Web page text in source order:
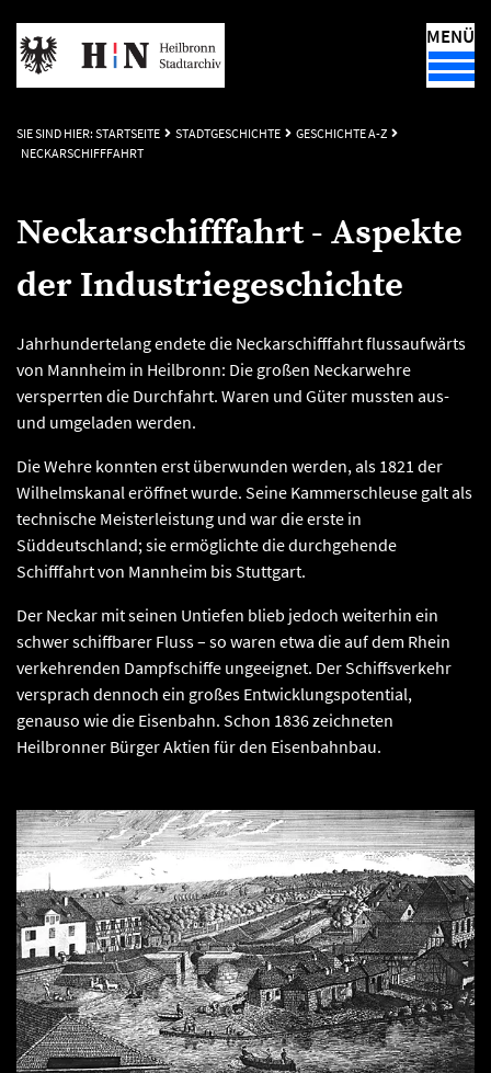
MENÜ
SIE SIND HIER: STARTSEITE STADTGESCHICHTE
GESCHICHTE A-Z
NECKARSCHIFFFAHRT
Neckarschifffahrt - Aspekte
der Industriegeschichte
Jahrhundertelang endete die Neckarschifffahrt flussaufwärts
von Mannheim in Heilbronn: Die großen Neckarwehre
versperrten die Durchfahrt. Waren und Güter mussten aus-
und umgeladen werden.
Die Wehre konnten erst überwunden werden, als 1821 der
Wilhelmskanal eröffnet wurde. Seine Kammerschleuse galt als
technische Meisterleistung und war die erste in
Süddeutschland; sie ermöglichte die durchgehende
Schifffahrt von Mannheim bis Stuttgart.
Der Neckar mit seinen Untiefen blieb jedoch weiterhin ein
schwer schiffbarer Fluss – so waren etwa die auf dem Rhein
verkehrenden Dampfschiffe ungeeignet. Der Schiffsverkehr
versprach dennoch ein großes Entwicklungspotential,
genauso wie die Eisenbahn. Schon 1836 zeichneten
Heilbronner Bürger Aktien für den Eisenbahnbau.